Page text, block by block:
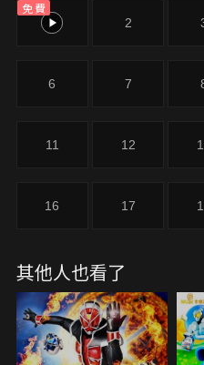
免費
1 2
6 7
11 12
16 17
其他人也看了